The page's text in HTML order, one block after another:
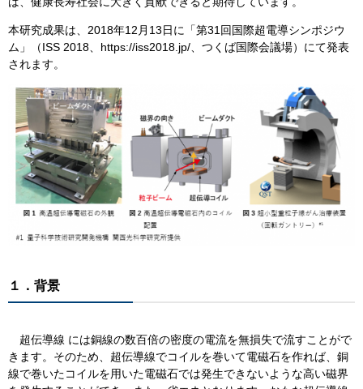
本研究成果は、2018年12月13日に「第31回国際超電導シンポジウ
ム」（ISS 2018、https://iss2018.jp/、つくば国際会議場）にて発表
されます。
１．背景
超伝導線 には銅線の数百倍の密度の電流を無損失で流すことがで
きます。そのため、超伝導線でコイルを巻いて電磁石を作れば、銅
線で巻いたコイルを用いた電磁石では発生できないような高い磁界